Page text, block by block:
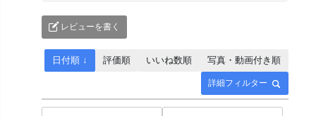
レビューを書く
詳細フィルター
日付順 ↓ 評価順 いいね数順 写真・動画付き順